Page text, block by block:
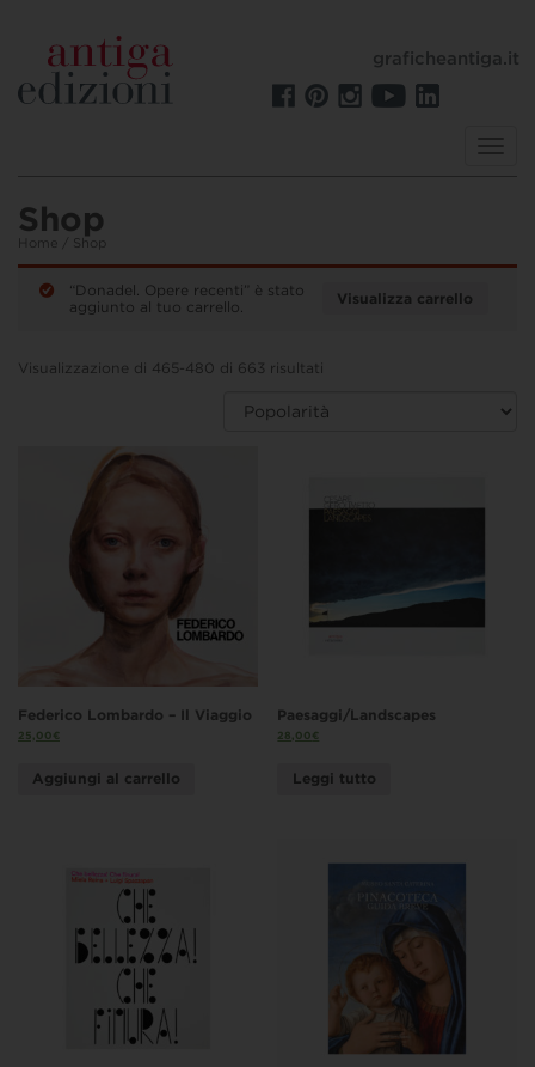
graficheantiga.it
Shop
Home / Shop
Visualizza carrello
“Donadel. Opere recenti” è stato
aggiunto al tuo carrello.
Visualizzazione di 465-480 di 663 risultati
Federico Lombardo – Il Viaggio
25,00€
Aggiungi al carrello
Paesaggi/Landscapes
28,00€
Leggi tutto